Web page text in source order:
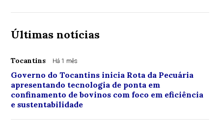
Últimas notícias
Tocantins Há 1 mês
Governo do Tocantins inicia Rota da Pecuária
apresentando tecnologia de ponta em
confinamento de bovinos com foco em eficiência
e sustentabilidade